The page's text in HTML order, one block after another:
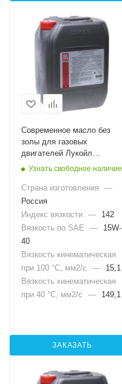
Современное масло без
золы для газовых
двигателей Лукойл
Эффорсе 15W-40, 20л
Узнать свободное наличие
Страна изготовления
—
Россия
Индекс вязкости —
142
Вязкость по SAE
—
15W-
40
Вязкость кинематическая
при 100 °С, мм2/с
—
15,1
Вязкость кинематическая
при 40 °С, мм2/с
— 149,1
ЗАКАЗАТЬ